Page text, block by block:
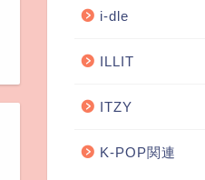
i-dle
ILLIT
ITZY
K-POP関連